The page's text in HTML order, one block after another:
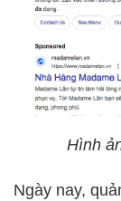
Hình
Ngày nay,